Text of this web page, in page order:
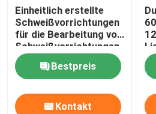
Einheitlich erstellte
Schweißvorrichtungen
für die Bearbeitung von
Schweißvorrichtungen
Bestpreis
Kontakt